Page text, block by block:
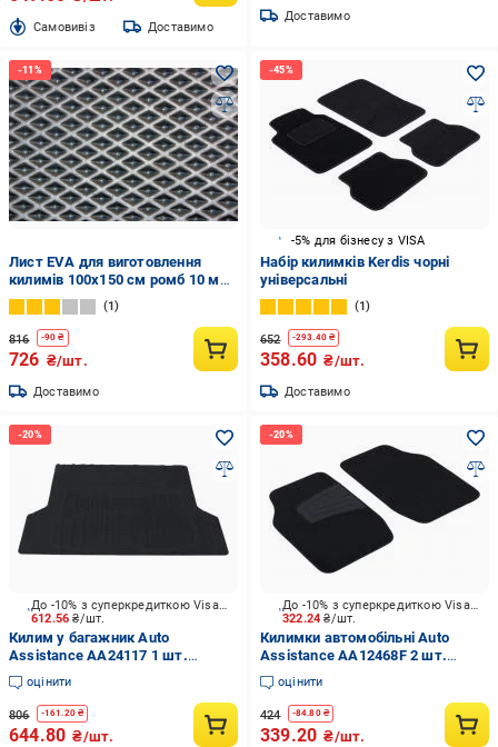
Cамовивіз Доставимо
Доставимо
Лист EVA для виготовлення
килимів 100х150 см ромб 10 мм
Сірий (10182887)
1
816 -90 ₴
726 ₴/шт.
Доставимо
-5% для бізнесу з VISA
Набір килимків Kerdis чорні
універсальні
1
652 -293.40₴
358.60 ₴/шт.
Доставимо
612.56₴/шт.
До -10% з суперкредиткою Visa Вигода
Килим у багажник Auto
Assistance AA24117 1 шт.
універсальні
оцінити
806 -161.20 ₴
644.80 ₴/шт.
322.24₴/шт.
До -10% з суперкредиткою Visa Вигода
Килимки автомобільні Auto
Assistance AA12468F 2 шт.
передні текстильні універсальні
оцінити
424 -84.80₴
339.20 ₴/шт.